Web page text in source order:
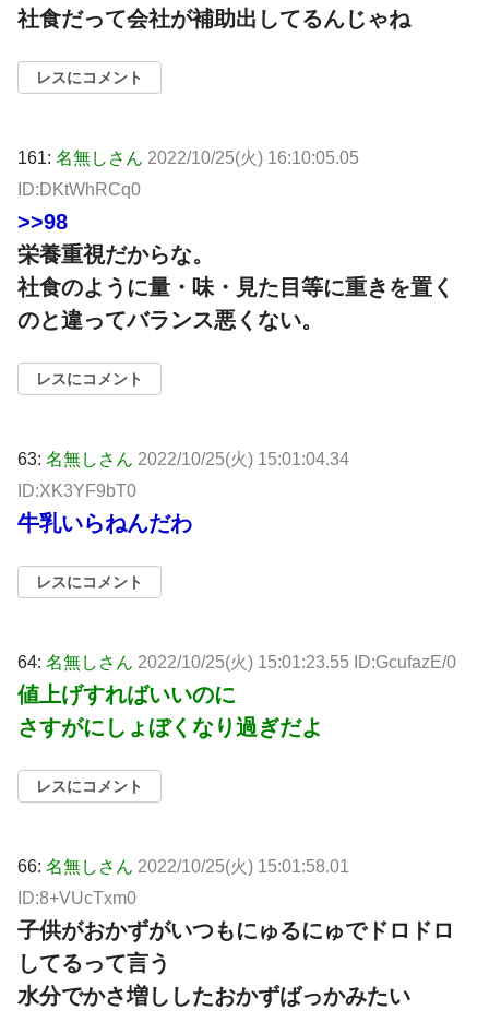
社食だって会社が補助出してるんじゃね
レスにコメント
161: 名無しさん 2022/10/25(火) 16:10:05.05
ID:DKtWhRCq0
>>98
栄養重視だからな。
社食のように量・味・見た目等に重きを置く
のと違ってバランス悪くない。
レスにコメント
63: 名無しさん 2022/10/25(火) 15:01:04.34
ID:XK3YF9bT0
牛乳いらねんだわ
レスにコメント
64: 名無しさん 2022/10/25(火) 15:01:23.55 ID:GcufazE/0
値上げすればいいのに
さすがにしょぼくなり過ぎだよ
レスにコメント
66: 名無しさん 2022/10/25(火) 15:01:58.01
ID:8+VUcTxm0
子供がおかずがいつもにゅるにゅでドロドロ
してるって言う
水分でかさ増ししたおかずばっかみたい